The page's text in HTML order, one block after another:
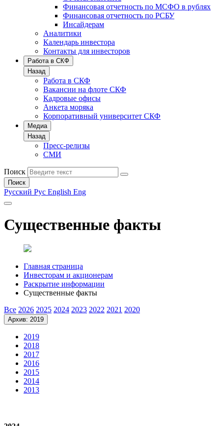
Финансовая отчетность по МСФО в рублях
Финансовая отчетность по РСБУ
Инсайдерам
Аналитики
Календарь инвестора
Контакты для инвесторов
Работа в СКФ
Назад
Работа в СКФ
Вакансии на флоте СКФ
Кадровые офисы
Анкета моряка
Корпоративный университет СКФ
Медиа
Назад
Пресс-релизы
СМИ
Поиск
Поиск
Русский Рус English Eng
Существенные факты
Главная страница
Инвесторам и акционерам
Раскрытие информации
Существенные факты
Все 2026 2025 2024 2023 2022 2021 2020
Архив: 2019
2019
2018
2017
2016
2015
2014
2013